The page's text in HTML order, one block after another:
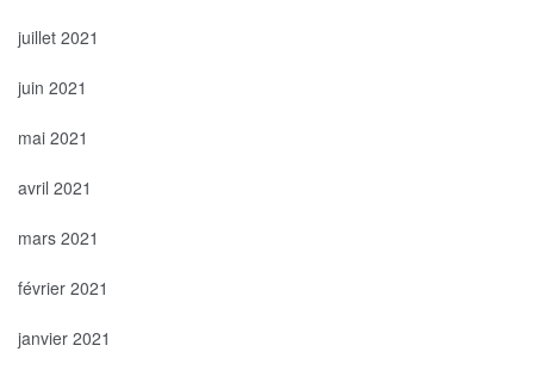
juillet 2021
juin 2021
mai 2021
avril 2021
mars 2021
février 2021
janvier 2021